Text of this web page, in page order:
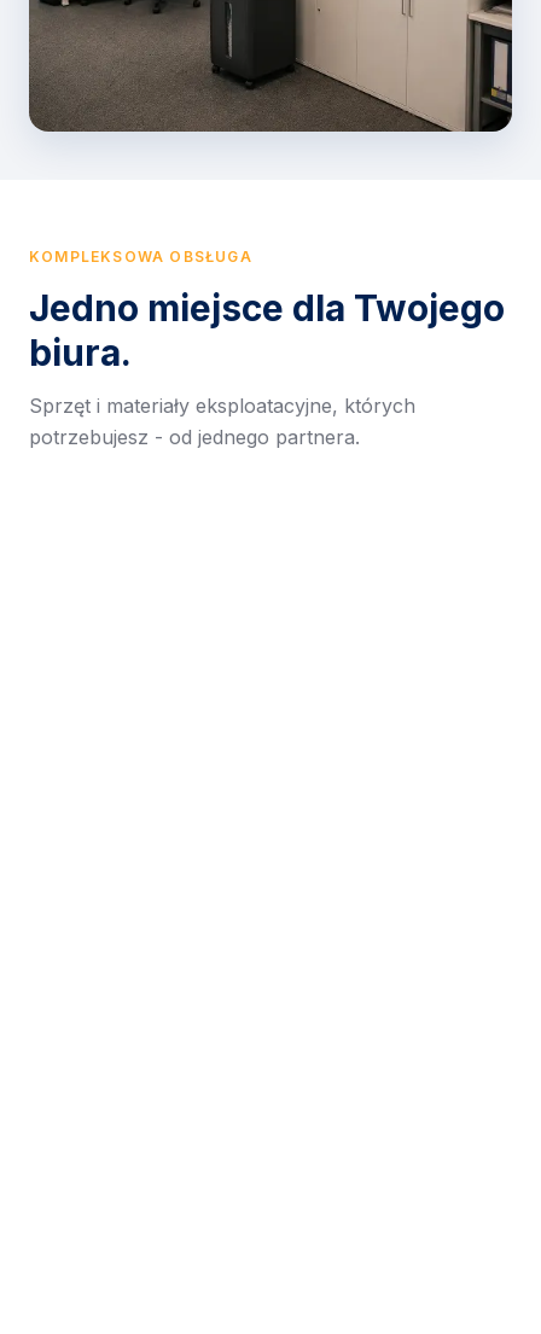
KOMPLEKSOWA OBSŁUGA
Jedno miejsce dla Twojego
biura.
Sprzęt i materiały eksploatacyjne, których
potrzebujesz - od jednego partnera.